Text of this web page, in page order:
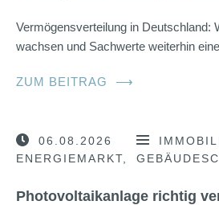
Vermögensverteilung in Deutschland:
wachsen und Sachwerte weiterhin
ZUM BEITRAG ⟶
06.08.2026
ENERGIEMARKT
Photovoltaikanlage richtig